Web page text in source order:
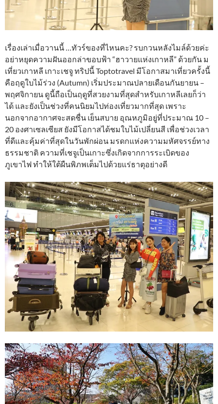
เรื่องเล่าเมื่อวานนี้ …ทัวร์ของที่ไหนคะ? รบกวนหลังไมล์ด้วยค่ะ
อย่าหยุดความฝันออกล่าขอบฟ้า “ฮาวายแห่งเกาหลี” ด้วยกัน ม
เที่ยวเกาหลี เกาะเชจู ทริปนี้ Toptotravel มีโอกาสมาเที่ยวครั้งนี้
คือฤดูใบไม้ร่วง (Autumn) เริ่มประมาณปลายเดือนกันยายน –
พฤศจิกายน ดูนี้ถือเป็นฤดูที่สวยงามที่สุดสำหรับเกาหลีเลยก็ว่า
ได้ และยังเป็นช่วงที่คนนิยมไปท่องเที่ยวมากที่สุด เพราะ
นอกจากอากาศจะสดชื่น เย็นสบาย อุณหภูมิอยู่ที่ประมาณ 10 –
20 องศาเซลเซียส ยังมีโอกาสได้ชมใบไม้เปลี่ยนสี เพื่อช่วงเวลา
ที่ดีและคุ้มค่าที่สุดในวันพักผ่อน มรดกแห่งความมหัศจรรย์ทาง
ธรรมชาติ ความที่เชจูเป็นเกาะซึ่งเกิดจากการระเบิดของ
ภูเขาไฟ ทำให้ใต้ผืนพิภพเต็มไปด้วยแร่ธาตุอย่างดี